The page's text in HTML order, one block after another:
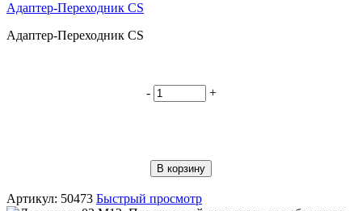
Адаптер-Переходник CS
Адаптер-Переходник CS
- +
В корзину
Артикул: 50473 Быстрый просмотр